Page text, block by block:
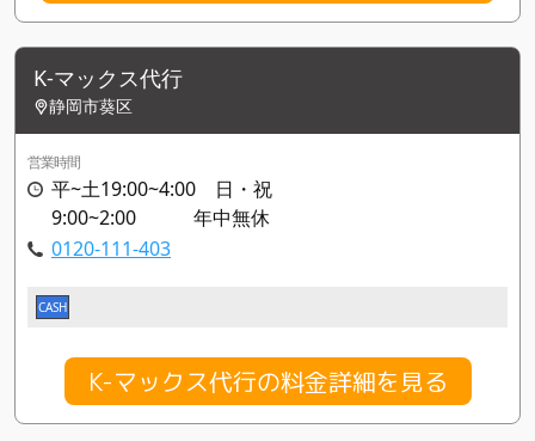
K-マックス代行
静岡市葵区
営業時間
平~土19:00~4:00 日・祝
9:00~2:00 年中無休
0120-111-403
CASH
K-マックス代行の料金詳細を見る